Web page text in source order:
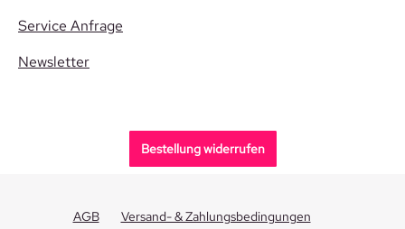
Service Anfrage
Newsletter
Bestellung widerrufen
AGB Versand- & Zahlungsbedingungen